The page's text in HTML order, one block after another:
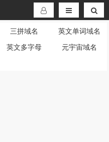
三拼域名
英文单词域名
英文多字母
元宇宙域名